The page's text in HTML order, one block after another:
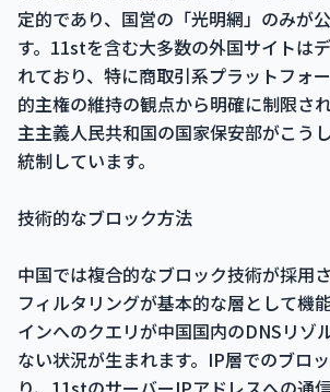
定的であり、国営の「光明網」のみが
す。11stを含む大多数の外国サイトは
れており、特に商取引系プラットフォ
的主権の維持の観点から明確に制限さ
主主義人民共和国の国家保安部がこう
統制しています。
技術的なブロック方法
中国では複合的なブロック技術が採用
フィルタリングが基本的な層として機
インへのクエリが中国国内のDNSリゾ
ない状況が生まれます。IP層でのブロ